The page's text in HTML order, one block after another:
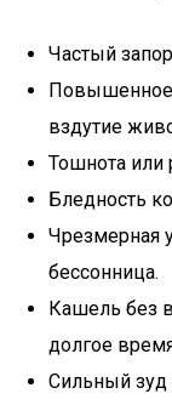
Частый
Повышенное
вздутие
Тошнота или
Бледность
Чрезмерная
бессонница.
Кашель без
долгое
Сильный зуд